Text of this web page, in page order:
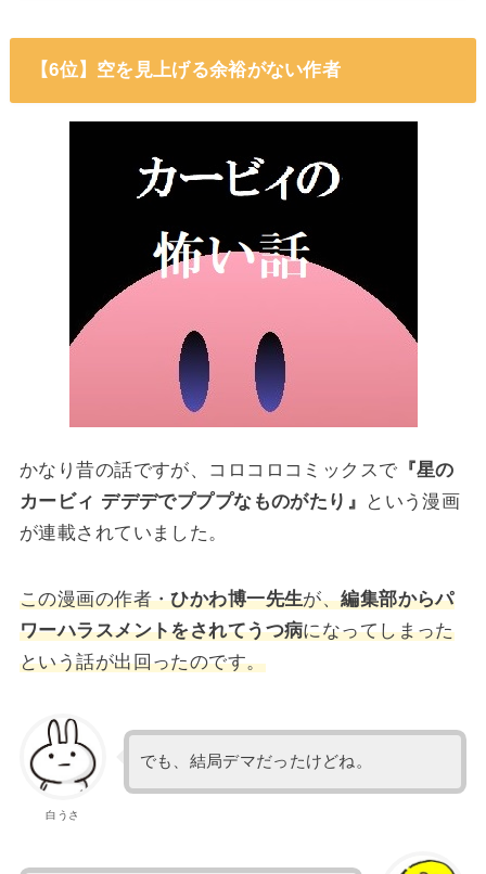
【6位】空を見上げる余裕がない作者
かなり昔の話ですが、コロコロコミックスで 『星の
カービィ デデデでプププなものがたり』 という漫画
が連載されていました。
この漫画の作者・ひかわ博一先生が、編集部からパ
ワーハラスメントをされてうつ病になってしまった
という話が出回ったのです。
白うさ
でも、結局デマだったけどね。